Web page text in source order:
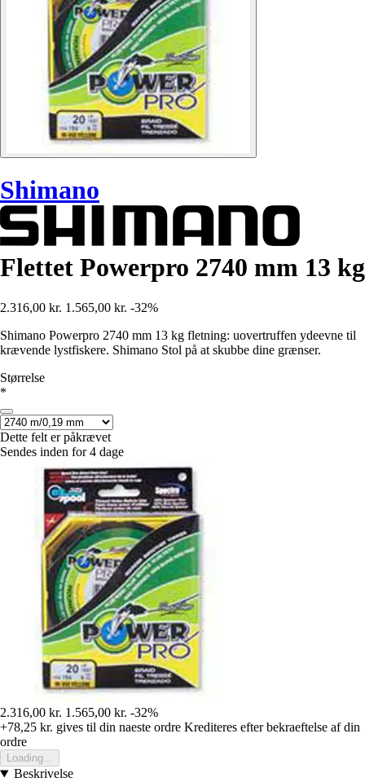
Shimano
Flettet Powerpro 2740 mm 13 kg
2.316,00 kr. 1.565,00 kr. -32%
Shimano Powerpro 2740 mm 13 kg fletning: uovertruffen ydeevne til
krævende lystfiskere. Shimano Stol på at skubbe dine grænser.
Størrelse
*
Dette felt er påkrævet
Sendes inden for 4 dage
2.316,00 kr. 1.565,00 kr. -32%
+78,25 kr. gives til din naeste ordre Krediteres efter bekraeftelse af din
ordre
Loading...
Beskrivelse